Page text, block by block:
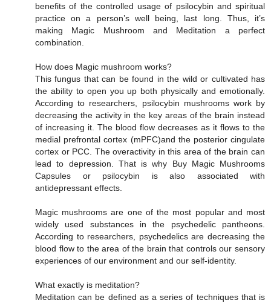
benefits of the controlled usage of psilocybin and spiritual
practice on a person’s well being, last long. Thus, it’s
making Magic Mushroom and Meditation a perfect
combination.
How does Magic mushroom works?
This fungus that can be found in the wild or cultivated has
the ability to open you up both physically and emotionally.
According to researchers, psilocybin mushrooms work by
decreasing the activity in the key areas of the brain instead
of increasing it. The blood flow decreases as it flows to the
medial prefrontal cortex (mPFC)and the posterior cingulate
cortex or PCC. The overactivity in this area of the brain can
lead to depression. That is why Buy Magic Mushrooms
Capsules or psilocybin is also associated with
antidepressant effects.
Magic mushrooms are one of the most popular and most
widely used substances in the psychedelic pantheons.
According to researchers, psychedelics are decreasing the
blood flow to the area of the brain that controls our sensory
experiences of our environment and our self-identity.
What exactly is meditation?
Meditation can be defined as a series of techniques that is